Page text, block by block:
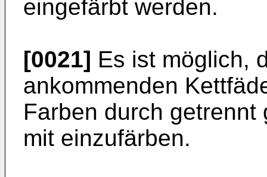
eingefärbt werden.
[0021] Es ist möglich,
ankommenden
Farben durch
mit einzufärben.